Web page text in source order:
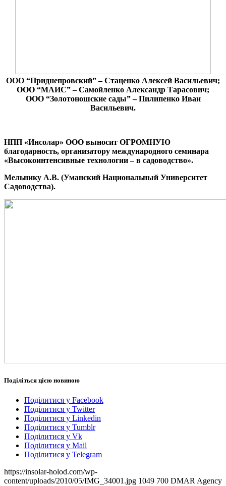
ООО “Приднепровский” – Стаценко Алексей Васильевич;
ООО “МАИС” – Самойленко Александр Тарасович;
ООО “Золотоношские сады” – Пилипенко Иван
Васильевич.
НПП «Инсолар» ООО выносит ОГРОМНУЮ
благодарность, организатору международного семинара
«Высокоинтенсивные технологии – в садоводство».
Мельнику А.В. (Уманский Национальный Университет
Садоводства).
Поділіться цією новиною
Поділитися у Facebook
Поділитися у Twitter
Поділитися у Linkedin
Поділитися у Tumblr
Поділитися у Vk
Поділитися у Mail
Поділитися у Telegram
https://insolar-holod.com/wp-
content/uploads/2010/05/IMG_34001.jpg 1049 700 DMAR Agency